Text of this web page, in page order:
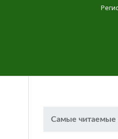
Самые читаемые